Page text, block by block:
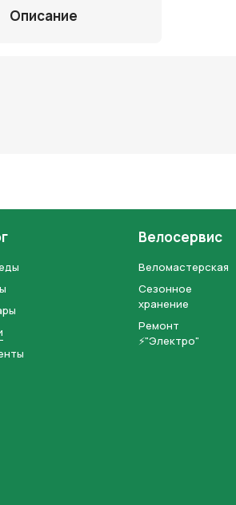
Описание
Велосервис
Веломастерская
Сезонное
хранение
Ремонт
⚡"Электро"